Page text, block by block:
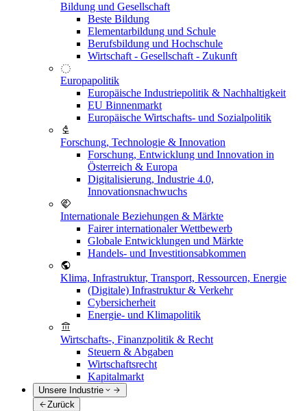
Bildung und Gesellschaft
Beste Bildung
Elementarbildung und Schule
Berufsbildung und Hochschule
Wirtschaft - Gesellschaft - Zukunft
Europapolitik
Europäische Industriepolitik & Nachhaltigkeit
EU Binnenmarkt
Europäische Wirtschafts- und Sozialpolitik
Forschung, Technologie & Innovation
Forschung, Entwicklung und Innovation in
Österreich & Europa
Digitalisierung, Industrie 4.0,
Innovationsnachwuchs
Internationale Beziehungen & Märkte
Fairer internationaler Wettbewerb
Globale Entwicklungen und Märkte
Handels- und Investitionsabkommen
Klima, Infrastruktur, Transport, Ressourcen, Energie
(Digitale) Infrastruktur & Verkehr
Cybersicherheit
Energie- und Klimapolitik
Wirtschafts-, Finanzpolitik & Recht
Steuern & Abgaben
Wirtschaftsrecht
Kapitalmarkt
Unsere Industrie
Zurück